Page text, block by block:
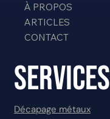
À PROPOS
ARTICLES
CONTACT
Services
Décapage métaux